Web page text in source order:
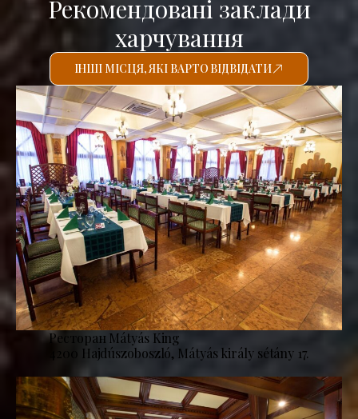
Рекомендовані заклади
харчування
ІНШІ МІСЦЯ, ЯКІ ВАРТО ВІДВІДАТИ
Ресторан Mátyás King
4200 Hajdúszoboszló, Mátyás király sétány 17.